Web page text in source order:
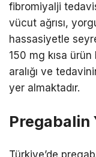
fibromiyalji
vücut ağrısı,
hassasiyetle
150 mg kısa
aralığı ve
yer almaktadır.
Pregabalin
Türkiye’de